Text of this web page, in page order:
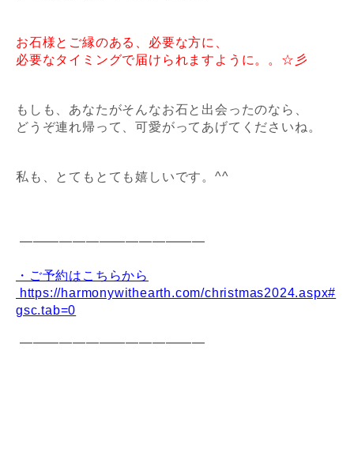
お石様とご縁のある、必要な方に、
必要なタイミングで届けられますように。。☆彡
もしも、あなたがそんなお石と出会ったのなら、
どうぞ連れ帰って、可愛がってあげてくださいね。
私も、とてもとても嬉しいです。^^
━━━━━━━━━━━━━━
・ご予約はこちらから
https://harmonywithearth.com/christmas2024.aspx#
gsc.tab=0
━━━━━━━━━━━━━━